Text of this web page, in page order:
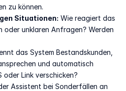
zu können.
Situationen: Wie reagiert das
oder unklaren Anfragen? Werden
das System Bestandskunden,
und automatisch
Link verschicken?
Assistent bei Sonderfällen an